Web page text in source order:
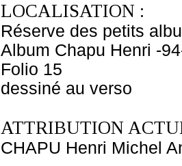
LOCALISATION :
Réserve des petits
Album Chapu Henri -
Folio 15
dessiné au verso
ATTRIBUTION
CHAPU Henri Michel